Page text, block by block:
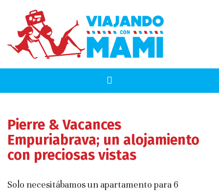
Pierre & Vacances
Empuriabrava; un alojamiento
con preciosas vistas
Solo necesitábamos un apartamento para 6